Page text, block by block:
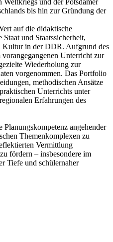
bis hin zur Gründung der
auf die didaktische
und Staatssicherheit,
Kultur in der DDR. Aufgrund des
vorangegangenen Unterricht zur
Wiederholung zur
vorgenommen. Das Portfolio
methodischen Ansätze
Unterrichts unter
Erfahrungen des
angehender
Themenkomplexen zu
Vermittlung
fördern – insbesondere im
Tiefe und schülernaher